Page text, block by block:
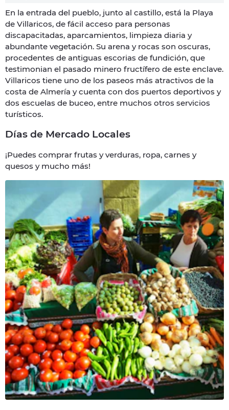
En la entrada del pueblo, junto al castillo, está la Playa
de Villaricos, de fácil acceso para personas
discapacitadas, aparcamientos, limpieza diaria y
abundante vegetación. Su arena y rocas son oscuras,
procedentes de antiguas escorias de fundición, que
testimonian el pasado minero fructífero de este enclave.
Villaricos tiene uno de los paseos más atractivos de la
costa de Almería y cuenta con dos puertos deportivos y
dos escuelas de buceo, entre muchos otros servicios
turísticos.
Días de Mercado Locales
¡Puedes comprar frutas y verduras, ropa, carnes y
quesos y mucho más!